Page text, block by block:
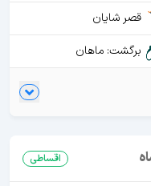
قصر شایان
برگشت: ماهان
اقساطی